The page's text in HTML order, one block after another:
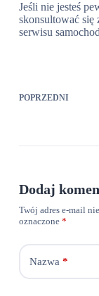
Jeśli nie jesteś
skonsultować się
serwisu
POPRZEDNI
Dodaj
Twój adres e-mail
oznaczone *
Nazwa *